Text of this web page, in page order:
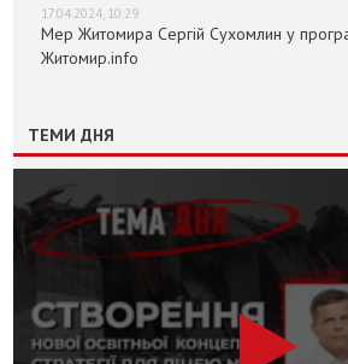
17.04.2024, 10:29
Мер Житомира Сергій Сухомлин у
Житомир.info
ТЕМИ ДНЯ